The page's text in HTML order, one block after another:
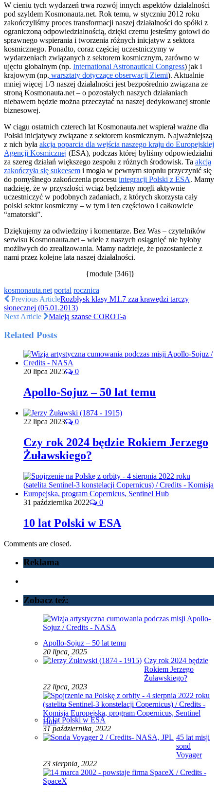
W cieniu tych wydarzeń trwa rozwój innych aspektów działalności
pod szyldem Kosmonauta.net. Rok temu, w styczniu 2012 roku
zakończyliśmy proces transformacji naszej działalności do spółki z
ograniczoną odpowiedzialnością, dzięki czemu jesteśmy gotowi do
sprawnego wspierania i tworzenia różnych inicjatyw z sektora
kosmicznego. Ponadto, coraz częściej uczestniczymy w
wydarzeniach związanych z sektorem kosmicznym, zarówno w
ujęciu globalnym (np. International Astronautical Congress) jak i
krajowym (np. warsztaty dotyczące obserwacji Ziemi). Aktualnie
mniej więcej 1/3 naszej działalności jest bezpośrednio związana ze
stroną Kosmonauta.net – o pozostałych naszych działaniach
niebawem będzie można przeczytać na naszej dedykowanej stronie
biznesowej.
W ciągu ostatnich czterech lat Kosmonauta.net wspierał ważne dla
Polski inicjatywy związane z sektorem kosmicznym. Najważniejszą
z nich była akcja poparcia dla wejścia naszego kraju do Europejskiej
Agencji Kosmicznej (ESA), podczas której byliśmy odpowiedzialni
za szereg działań większego zespołu z różnych środowisk. Ta akcja
zakończyła się sukcesem i mogła w pewnym stopniu przyczynić się
do pomyślnego zakończenia procesu integracji Polski z ESA. Mamy
nadzieję, że w przyszłości wciąż będziemy mogli aktywnie
uczestniczyć w podobnych zadaniach, z których skorzysta cały
polski sektor kosmiczny – w tym i ten częściowo i całkowicie
“amatorski”.
Dziękujemy za odwiedziny i komentarze. Bez Was – czytelników
serwisu Kosmonauta.net – wiele z naszych osiągnięć nie byłoby
możliwych do zrealizowania. Mamy nadzieje, że pozostaniecie z
nami przez kolejne lata naszej działalności.
{module [346]}
kosmonauta.net portal rocznica
Previous ArticleRozbłysk klasy M1.7 zza krawędzi tarczy
słonecznej (05.01.2013)
Next Article
Maleją szanse COROT-a
Related Posts
20 lipca 2025 0
Apollo-Sojuz – 50 lat temu
22 lipca 2023 0
Czy rok 2024 będzie Rokiem Jerzego
Żuławskiego?
31 października 2022 0
10 lat Polski w ESA
Comments are closed.
Reklama
Zobacz też:
Apollo-Sojuz – 50 lat temu
20 lipca, 2025
Czy rok 2024 będzie
Rokiem Jerzego
Żuławskiego?
22 lipca, 2023
10 lat Polski w ESA
31 października, 2022
45 lat misji
sond
Voyager
23 sierpnia, 2022